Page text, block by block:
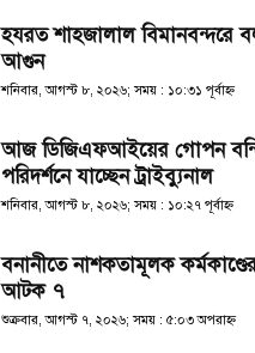
হযরত শাহজালাল বিমানবন্দরে
আগুন
শনিবার, আগস্ট ৮, ২০২৬; সময় : ১০:৩১ পূর্বাহ্ণ
আজ ডিজিএফআইয়ের গোপন
পরিদর্শনে যাচ্ছেন ট্রাইব্যুনাল
শনিবার, আগস্ট ৮, ২০২৬; সময় : ১০:২৭ পূর্বাহ্ণ
বনানীতে নাশকতামূলক
আটক ৭
শুক্রবার, আগস্ট ৭, ২০২৬; সময় : ৫:০৩ অপরাহ্ণ